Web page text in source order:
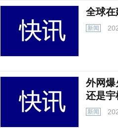
全球在
新闻
外网
还是宇
新闻